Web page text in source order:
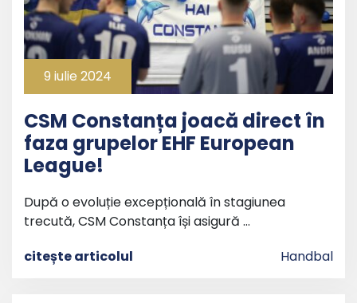
9 iulie 2024
CSM Constanța joacă direct în
faza grupelor EHF European
League!
După o evoluție excepțională în stagiunea
trecută, CSM Constanța își asigură …
citește articolul
Handbal